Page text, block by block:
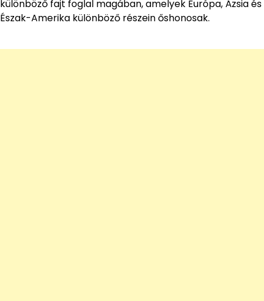
különböző fajt foglal magában, amelyek Európa, Ázsia és
Észak-Amerika különböző részein őshonosak.